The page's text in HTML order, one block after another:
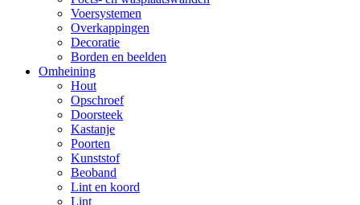
Voersystemen
Overkappingen
Decoratie
Borden en beelden
Omheining
Hout
Opschroef
Doorsteek
Kastanje
Poorten
Kunststof
Beoband
Lint en koord
Lint